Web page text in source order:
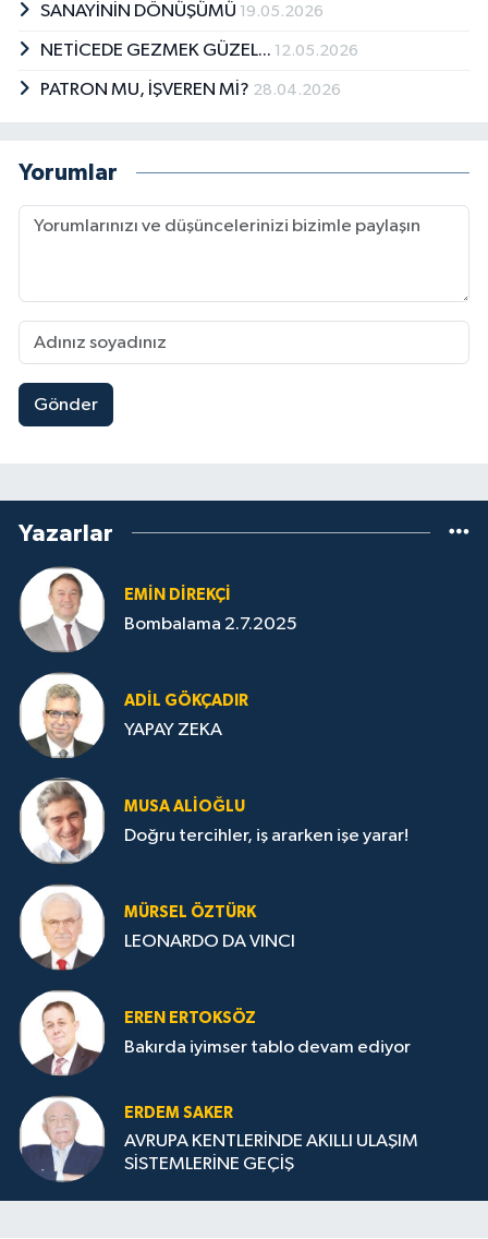
SANAYİNİN DÖNÜŞÜMÜ 19.05.2026
NETİCEDE GEZMEK GÜZEL... 12.05.2026
PATRON MU, İŞVEREN Mİ? 28.04.2026
Yorumlar
Gönder
Yazarlar
EMIN DIREKÇI
Bombalama 2.7.2025
ADIL GÖKÇADIR
YAPAY ZEKA
MUSA ALIOĞLU
Doğru tercihler, iş ararken işe yarar!
MÜRSEL ÖZTÜRK
LEONARDO DA VINCI
EREN ERTOKSÖZ
Bakırda iyimser tablo devam ediyor
ERDEM SAKER
AVRUPA KENTLERİNDE AKILLI ULAŞIM
SİSTEMLERİNE GEÇİŞ